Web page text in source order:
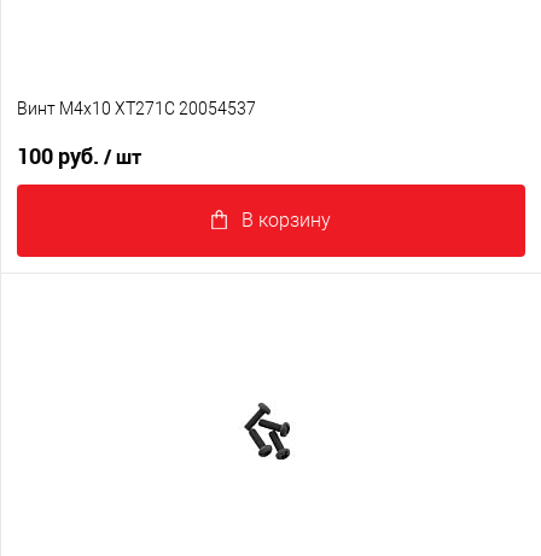
Винт M4x10 XT271C 20054537
100 руб. / шт
В корзину